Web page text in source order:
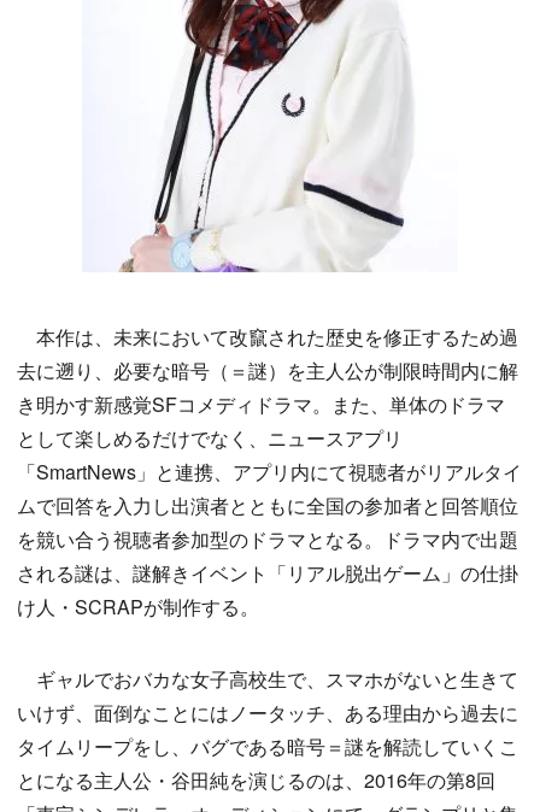
本作は、未来において改竄された歴史を修正するため過
去に遡り、必要な暗号（＝謎）を主人公が制限時間内に解
き明かす新感覚SFコメディドラマ。また、単体のドラマ
として楽しめるだけでなく、ニュースアプリ
「SmartNews」と連携、アプリ内にて視聴者がリアルタイ
ムで回答を入力し出演者とともに全国の参加者と回答順位
を競い合う視聴者参加型のドラマとなる。ドラマ内で出題
される謎は、謎解きイベント「リアル脱出ゲーム」の仕掛
け人・SCRAPが制作する。
ギャルでおバカな女子高校生で、スマホがないと生きて
いけず、面倒なことにはノータッチ、ある理由から過去に
タイムリープをし、バグである暗号＝謎を解読していくこ
とになる主人公・谷田純を演じるのは、2016年の第8回